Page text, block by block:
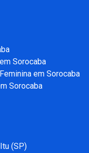
Sorocaba
em Sorocaba
Sorocaba
(SP)